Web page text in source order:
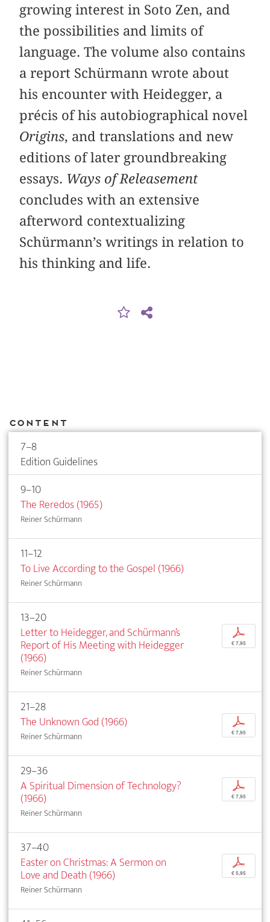
growing interest in Soto Zen, and
the possibilities and limits of
language. The volume also contains
a report Schürmann wrote about
his encounter with Heidegger, a
précis of his autobiographical novel
Origins, and translations and new
editions of later groundbreaking
essays. Ways of Releasement
concludes with an extensive
afterword contextualizing
Schürmann’s writings in relation to
his thinking and life.
Content
7–8
Edition Guidelines
9–10
The Reredos (1965)
Reiner Schürmann
11–12
To Live According to the Gospel (1966)
Reiner Schürmann
13–20
Letter to Heidegger, and Schürmann’s
Report of His Meeting with Heidegger
(1966)
Reiner Schürmann
p
€ 7,95
21–28
The Unknown God (1966)
Reiner Schürmann
p
€ 7,95
29–36
A Spiritual Dimension of Technology?
(1966)
Reiner Schürmann
p
€ 7,95
37–40
Easter on Christmas: A Sermon on
Love and Death (1966)
Reiner Schürmann
p
€ 5,95